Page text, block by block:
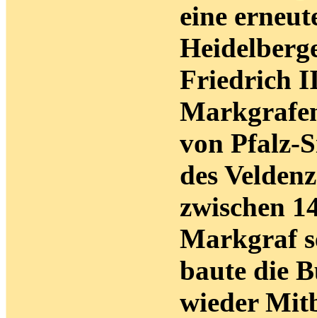
eine
Friedrich
von Pfalz-
des
zwischen
Markgraf
baute die
wieder